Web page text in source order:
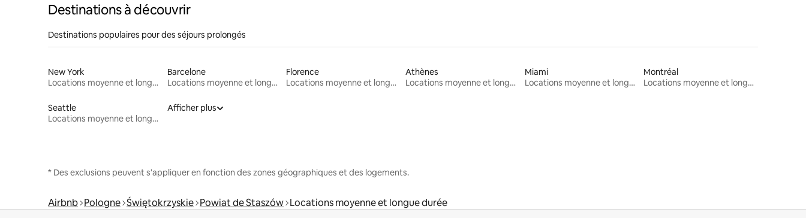
Destinations à découvrir
Destinations populaires pour des séjours prolongés
New York
Locations moyenne et longue durée
Barcelone
Locations moyenne et longue durée
Florence
Locations moyenne et longue durée
Athènes
Locations moyenne et longue durée
Miami
Locations moyenne et longue durée
Montréal
Locations moyenne et longue durée
Seattle
Locations moyenne et longue durée
Afficher plus
* Des exclusions peuvent s'appliquer en fonction des zones géographiques et des logements.
Airbnb Pologne Świętokrzyskie Powiat de Staszów Locations moyenne et longue durée